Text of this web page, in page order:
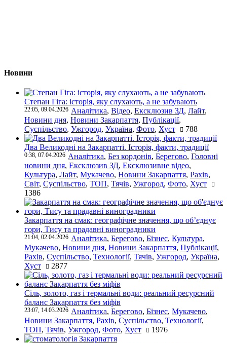
Новини
Степан Гіга: історія, яку слухають, а не забувають
22:05, 09.04.2026 Аналітика, Відео, Ексклюзив ЗД, Лайт,
Новини дня, Новини Закарпаття, Публікації,
Суспільство, Ужгород, Україна, Фото, Хуст 788
Два Великодні на Закарпатті. Історія, факти, традиції
0:38, 07.04.2026 Аналітика, Без кордонів, Берегово, Головні
новини дня, Ексклюзив ЗД, Ексклюзивне відео,
Культура, Лайт, Мукачево, Новини Закарпаття, Рахів,
Світ, Суспільство, ТОП, Тячів, Ужгород, Фото, Хуст
1386
Закарпаття на смак: географічне значення, що об’єднує
гори, Тису та прадавні виноградники
21:04, 02.04.2026 Аналітика, Берегово, Бізнес, Культура,
Мукачево, Новини дня, Новини Закарпаття, Публікації,
Рахів, Суспільство, Технології, Тячів, Ужгород, Україна,
Хуст
2877
Сіль, золото, газ і термальні води: реальний ресурсний
баланс Закарпаття без міфів
23:07, 14.03.2026 Аналітика, Берегово, Бізнес, Мукачево,
Новини Закарпаття, Рахів, Суспільство, Технології,
ТОП, Тячів, Ужгород, Фото, Хуст 1976